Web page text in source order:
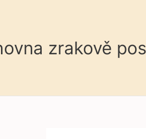
zrakově